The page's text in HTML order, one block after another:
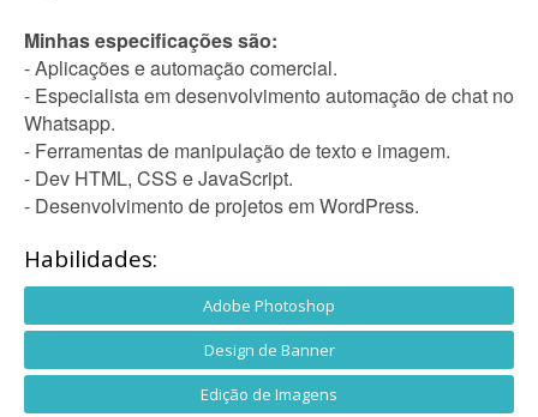
Minhas especificações são:
- Aplicações e automação comercial.
- Especialista em desenvolvimento automação de chat no
Whatsapp.
- Ferramentas de manipulação de texto e imagem.
- Dev HTML, CSS e JavaScript.
- Desenvolvimento de projetos em WordPress.
Habilidades:
Adobe Photoshop
Design de Banner
Edição de Imagens